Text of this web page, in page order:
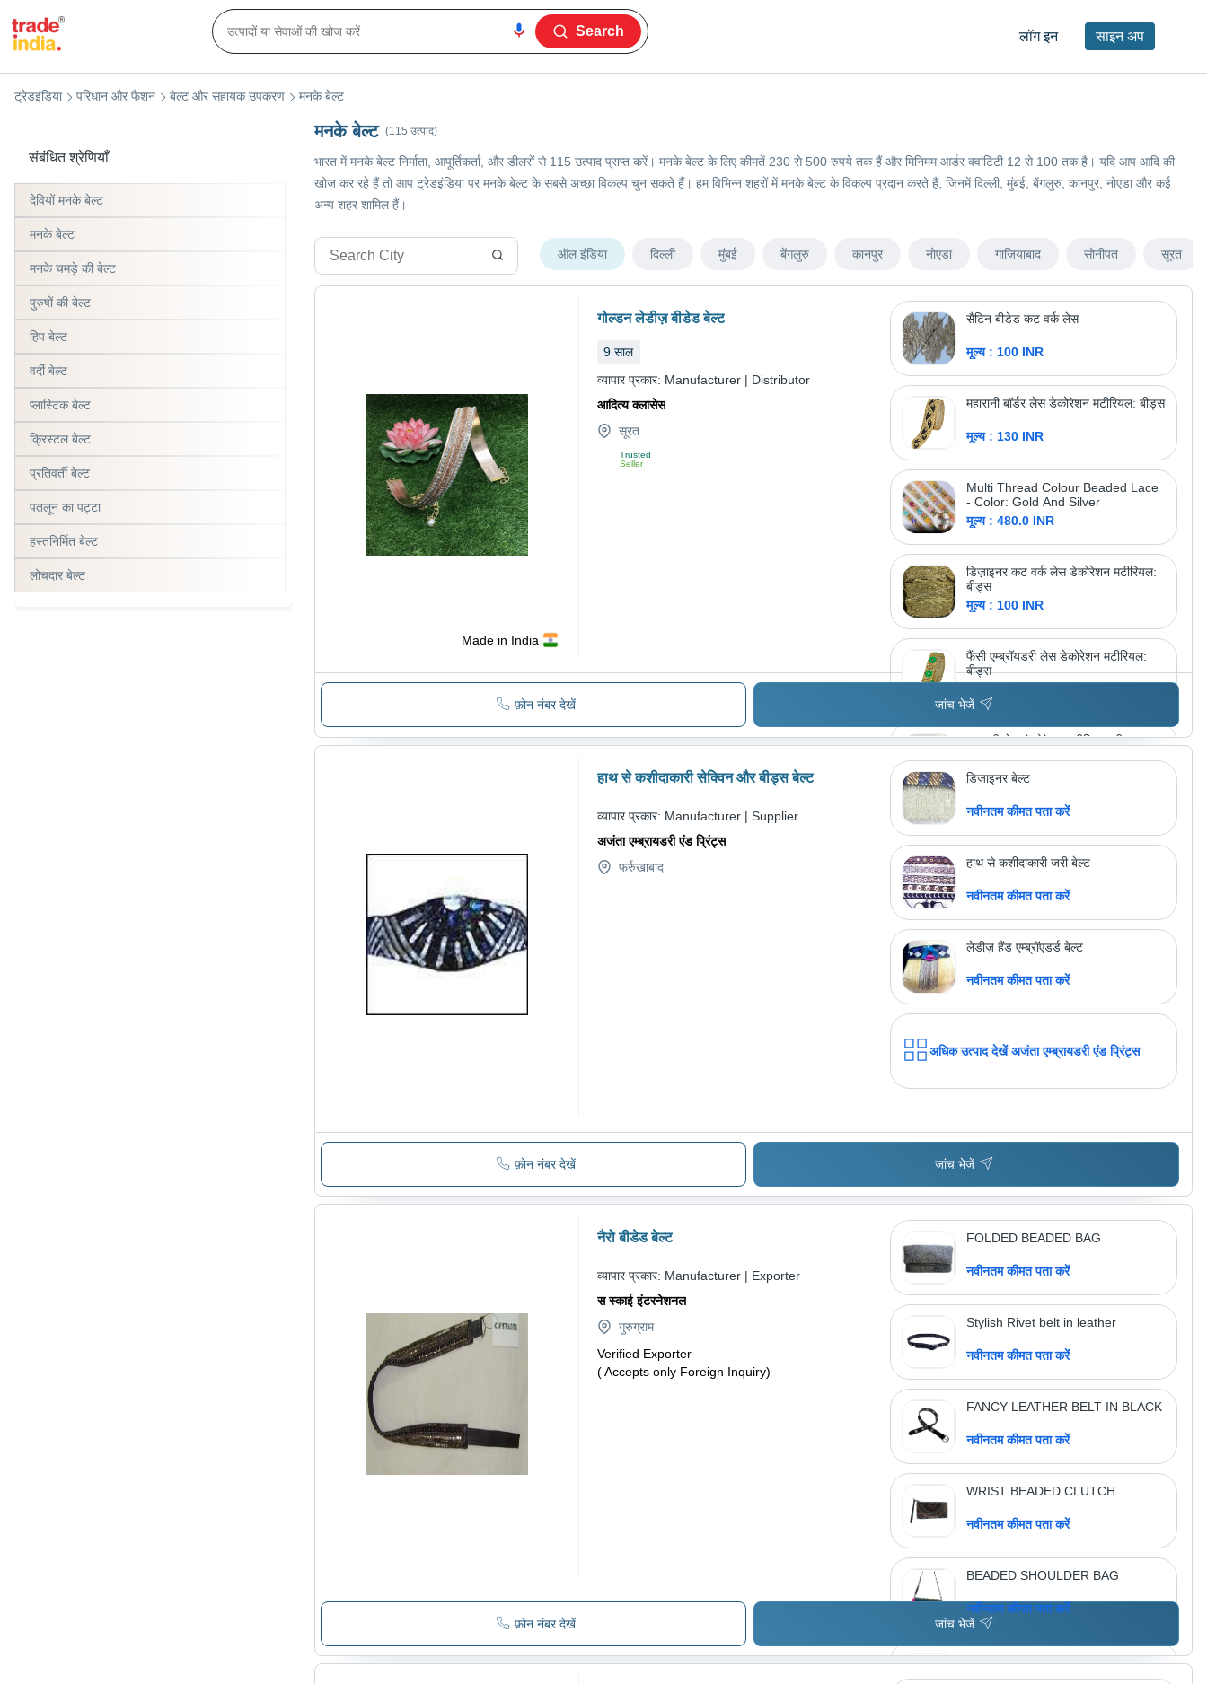
लॉग इन साइन अप
Search
मनके बेल्ट (115 उत्पाद)
भारत में मनके बेल्ट निर्माता, आपूर्तिकर्ता, और डीलरों से 115 उत्पाद प्राप्त करें। मनके बेल्ट के लिए कीमतें 230 से 500 रुपये तक हैं और मिनिमम आर्डर क्वांटिटी 12 से 100 तक है। यदि आप आदि की
खोज कर रहे हैं तो आप ट्रेडइंडिया पर मनके बेल्ट के सबसे अच्छा विकल्प चुन सकते हैं। हम विभिन्न शहरों में मनके बेल्ट के विकल्प प्रदान करते हैं, जिनमें दिल्ली, मुंबई, बेंगलुरु, कानपुर, नोएडा और कई
अन्य शहर शामिल हैं।
ऑल इंडिया दिल्ली मुंबई बेंगलुरु कानपुर नोएडा गाज़ियाबाद सोनीपत सूरत
Made in India
गोल्डन लेडीज़ बीडेड बेल्ट
9 साल
व्यापार प्रकार: Manufacturer | Distributor
आदित्य क्लासेस
सूरत
Trusted
Seller
सैटिन बीडेड कट वर्क लेस
मूल्य : 100 INR
महारानी बॉर्डर लेस डेकोरेशन मटीरियल: बीड्स
मूल्य : 130 INR
Multi Thread Colour Beaded Lace
- Color: Gold And Silver
मूल्य : 480.0 INR
डिज़ाइनर कट वर्क लेस डेकोरेशन मटीरियल:
बीड्स
मूल्य : 100 INR
फैंसी एम्ब्रॉयडरी लेस डेकोरेशन मटीरियल:
बीड्स
महारानी लेस डेकोरेशन मटीरियल: बीड्स
मूल्य : 100 INR
अधिक उत्पाद देखें आदित्य क्लासेस
फ़ोन नंबर देखें जांच भेजें
हाथ से कशीदाकारी सेक्विन और बीड्स बेल्ट
व्यापार प्रकार: Manufacturer | Supplier
अजंता एम्ब्रायडरी एंड प्रिंट्स
फर्रुखाबाद
डिजाइनर बेल्ट
नवीनतम कीमत पता करें
हाथ से कशीदाकारी जरी बेल्ट
नवीनतम कीमत पता करें
लेडीज़ हैंड एम्ब्रॉएडर्ड बेल्ट
नवीनतम कीमत पता करें
अधिक उत्पाद देखें अजंता एम्ब्रायडरी एंड प्रिंट्स
फ़ोन नंबर देखें जांच भेजें
नैरो बीडेड बेल्ट
व्यापार प्रकार: Manufacturer | Exporter
स स्काई इंटरनेशनल
गुरुग्राम
Verified Exporter
( Accepts only Foreign Inquiry)
FOLDED BEADED BAG
नवीनतम कीमत पता करें
Stylish Rivet belt in leather
नवीनतम कीमत पता करें
FANCY LEATHER BELT IN BLACK
नवीनतम कीमत पता करें
WRIST BEADED CLUTCH
नवीनतम कीमत पता करें
BEADED SHOULDER BAG
नवीनतम कीमत पता करें
Suede Leather Belt With Hand
फ़ोन नंबर देखें जांच भेजें
संबंधित श्रेणियाँ
देवियों मनके बेल्ट
मनके बेल्ट
मनके चमड़े की बेल्ट
पुरुषों की बेल्ट
हिप बेल्ट
वर्दी बेल्ट
प्लास्टिक बेल्ट
क्रिस्टल बेल्ट
प्रतिवर्ती बेल्ट
पतलून का पट्टा
हस्तनिर्मित बेल्ट
लोचदार बेल्ट
ट्रेडइंडिया परिधान और फैशन बेल्ट और सहायक उपकरण मनके बेल्ट